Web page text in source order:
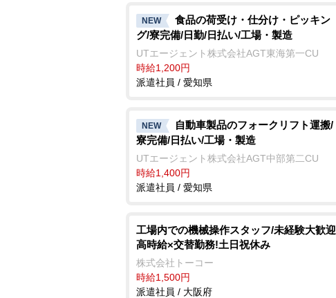
NEW
食品の荷受け・仕分け・ピッキン
グ/寮完備/日勤/日払い/工場・製造
UTエージェント株式会社AGT東海第一CU
時給1,200円
派遣社員 / 愛知県
NEW
自動車製品のフォークリフト運搬/
寮完備/日払い/工場・製造
UTエージェント株式会社AGT中部第二CU
時給1,400円
派遣社員 / 愛知県
工場内での機械操作スタッフ/未経験大歓迎
高時給×交替勤務!土日祝休み
株式会社トーコー
時給1,500円
派遣社員 / 大阪府